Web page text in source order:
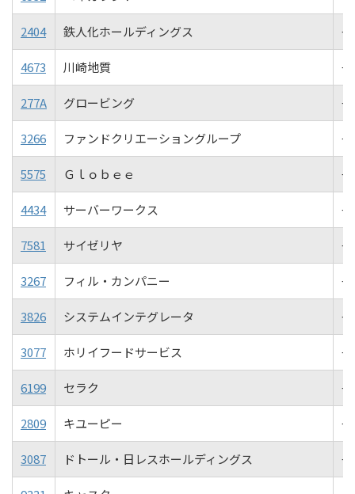
2404 鉄人化ホールディングス
4673 川崎地質
277A グロービング
3266 ファンドクリエーショングループ
5575 Ｇｌｏｂｅｅ
4434 サーバーワークス
7581 サイゼリヤ
3267 フィル・カンパニー
3826 システムインテグレータ
3077 ホリイフードサービス
6199 セラク
2809 キユーピー
3087 ドトール・日レスホールディングス